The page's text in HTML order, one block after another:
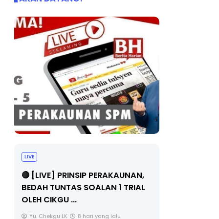
LIVE
🔴 [LIVE] PRINSIP PERAKAUNAN,
BEDAH TUNTAS SOALAN 1 TRIAL
OLEH CIKGU ...
Yu. Chekgu LK 8 hari yang lalu